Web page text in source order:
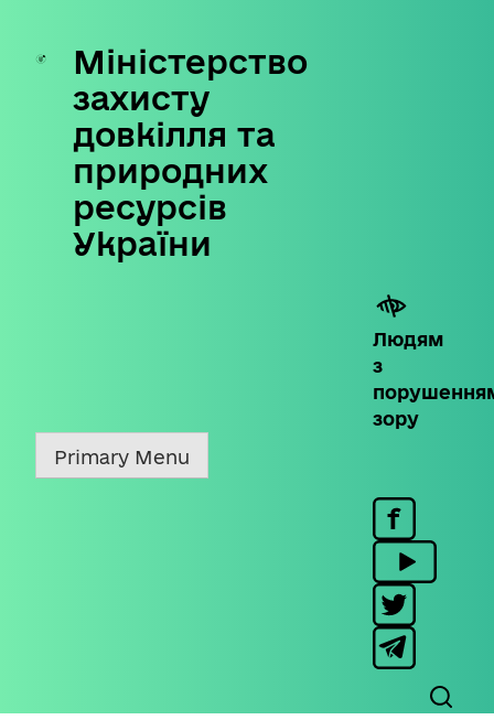
Skip
content
Міністерство
захисту
довкілля та
природних
ресурсів
України
Людям
з
зору
Primary Menu